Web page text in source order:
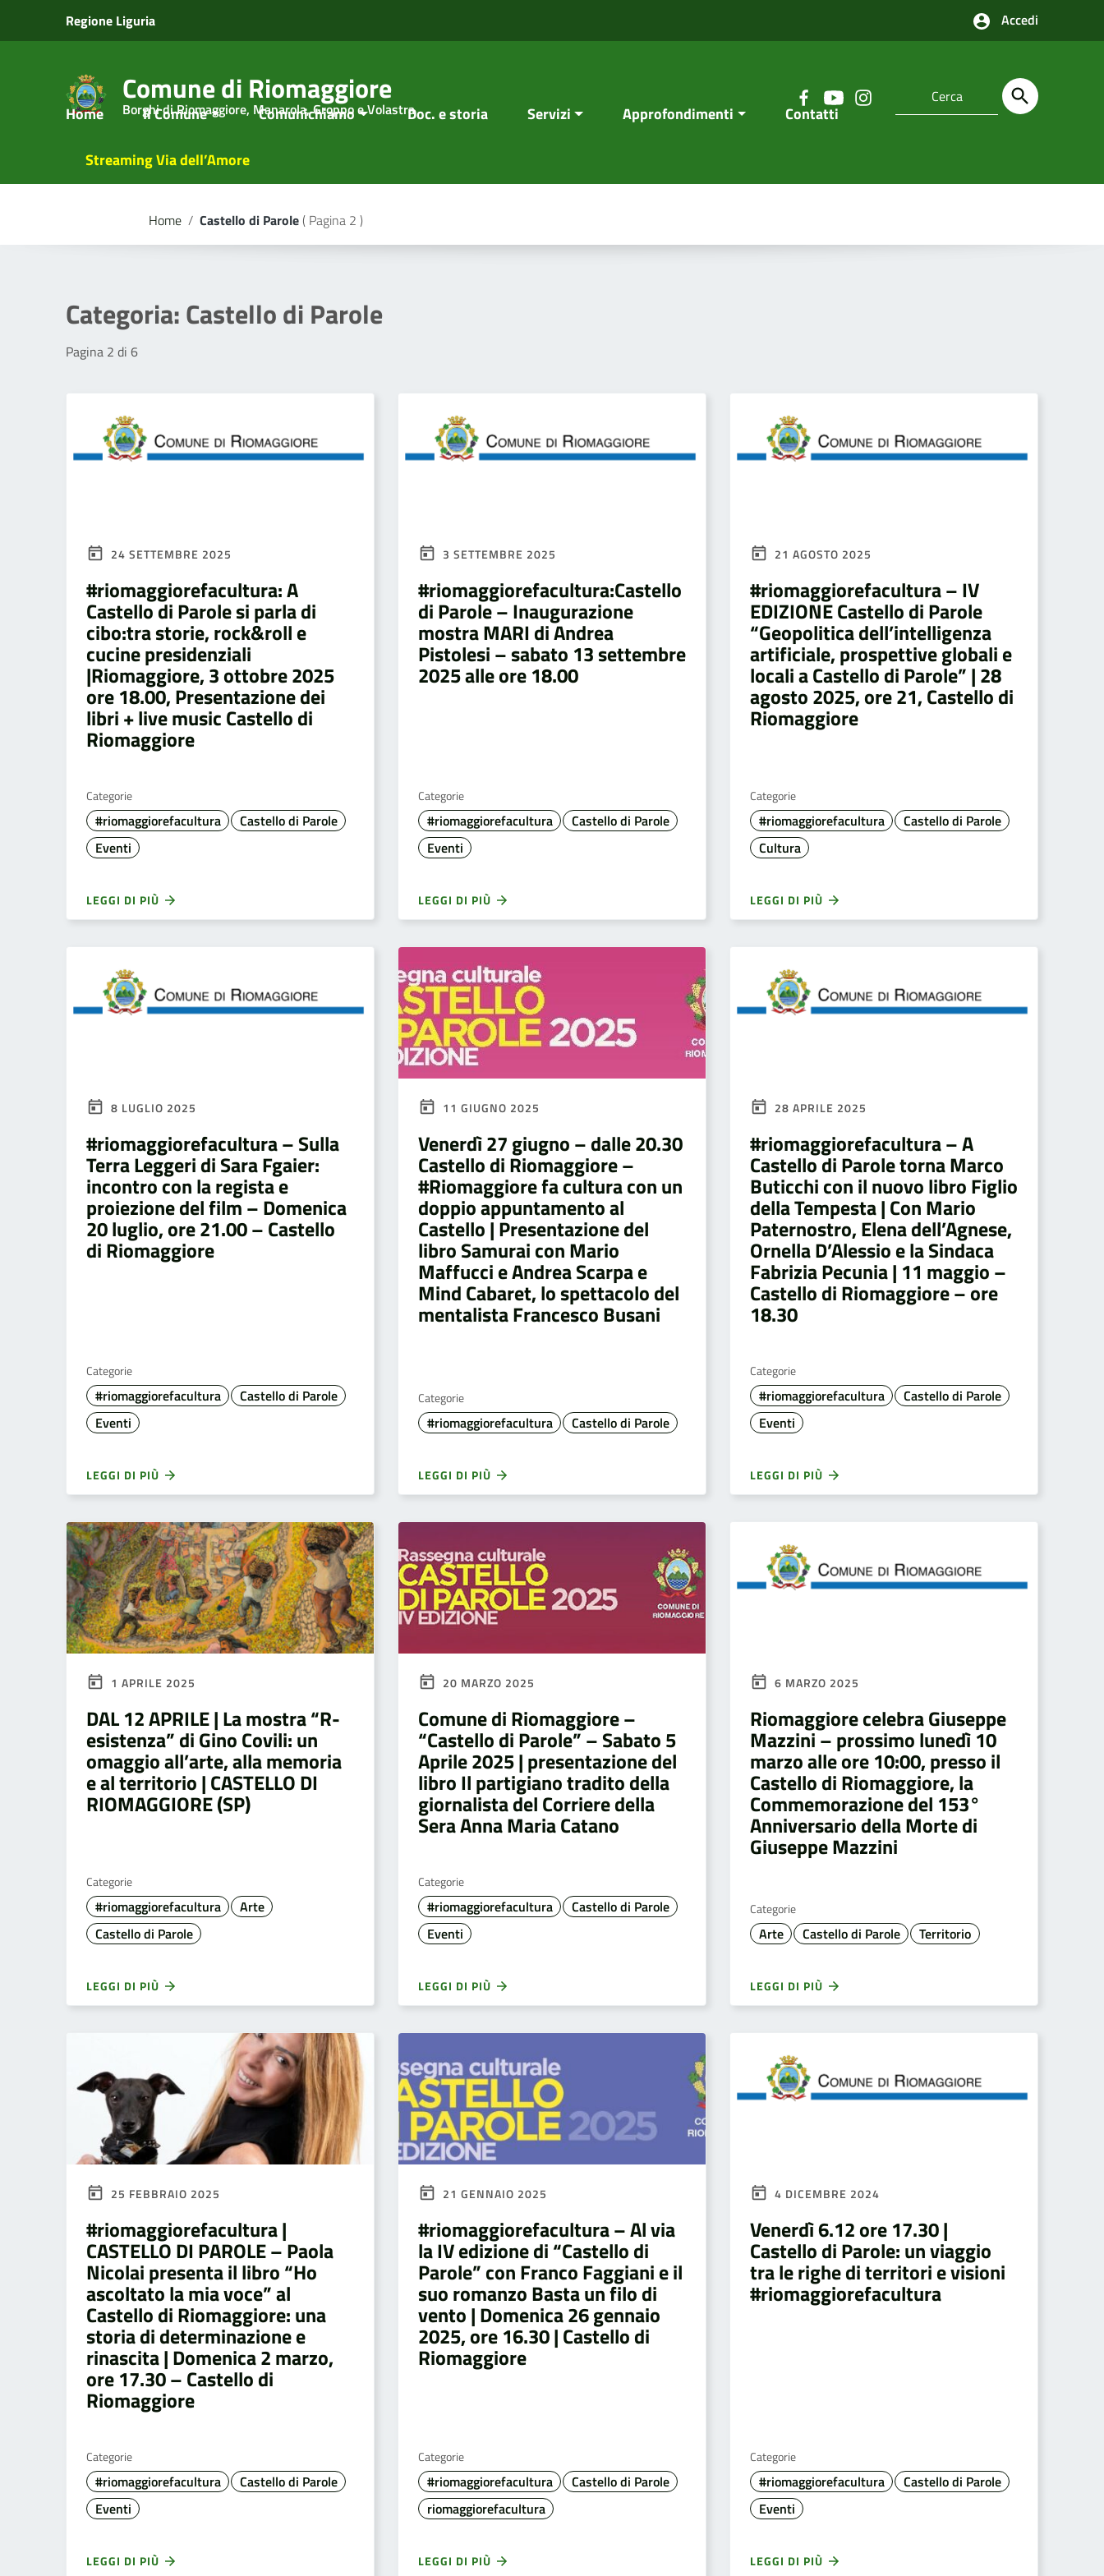
Vai ai contenuti
Vai al menu di navigazione
Regione Liguria Accedi
Comune di Riomaggiore
Borghi di Riomaggiore, Manarola, Groppo e Volastra
Home Il Comune Comunichiamo Doc. e storia Servizi Approfondimenti Contatti
Streaming Via dell’Amore
Home / Castello di Parole ( Pagina 2 )
Categoria:Castello di Parole
Pagina 2 di 6
24 SETTEMBRE 2025
#riomaggiorefacultura: A
Castello di Parole si parla di
cibo:tra storie, rock&roll e
cucine presidenziali
|Riomaggiore, 3 ottobre 2025
ore 18.00, Presentazione dei
libri + live music Castello di
Riomaggiore
Categorie
#riomaggiorefacultura
Castello di Parole
Eventi
LEGGI DI PIÙ
3 SETTEMBRE 2025
#riomaggiorefacultura:Castello
di Parole – Inaugurazione
mostra MARI di Andrea
Pistolesi – sabato 13 settembre
2025 alle ore 18.00
Categorie
#riomaggiorefacultura
Castello di Parole
Eventi
LEGGI DI PIÙ
21 AGOSTO 2025
#riomaggiorefacultura – IV
EDIZIONE Castello di Parole
“Geopolitica dell’intelligenza
artificiale, prospettive globali e
locali a Castello di Parole” | 28
agosto 2025, ore 21, Castello di
Riomaggiore
Categorie
#riomaggiorefacultura
Castello di Parole
Cultura
LEGGI DI PIÙ
8 LUGLIO 2025
#riomaggiorefacultura – Sulla
Terra Leggeri di Sara Fgaier:
incontro con la regista e
proiezione del film – Domenica
20 luglio, ore 21.00 – Castello
di Riomaggiore
Categorie
#riomaggiorefacultura
Castello di Parole
Eventi
LEGGI DI PIÙ
11 GIUGNO 2025
Venerdì 27 giugno – dalle 20.30
Castello di Riomaggiore –
#Riomaggiore fa cultura con un
doppio appuntamento al
Castello | Presentazione del
libro Samurai con Mario
Maffucci e Andrea Scarpa e
Mind Cabaret, lo spettacolo del
mentalista Francesco Busani
Categorie
#riomaggiorefacultura Castello di Parole
LEGGI DI PIÙ
28 APRILE 2025
#riomaggiorefacultura – A
Castello di Parole torna Marco
Buticchi con il nuovo libro Figlio
della Tempesta | Con Mario
Paternostro, Elena dell’Agnese,
Ornella D’Alessio e la Sindaca
Fabrizia Pecunia | 11 maggio –
Castello di Riomaggiore – ore
18.30
Categorie
#riomaggiorefacultura
Castello di Parole
Eventi
LEGGI DI PIÙ
1 APRILE 2025
DAL 12 APRILE | La mostra “R-
esistenza” di Gino Covili: un
omaggio all’arte, alla memoria
e al territorio | CASTELLO DI
RIOMAGGIORE (SP)
Categorie
#riomaggiorefacultura
Arte
Castello di Parole
LEGGI DI PIÙ
20 MARZO 2025
Comune di Riomaggiore –
“Castello di Parole” – Sabato 5
Aprile 2025 | presentazione del
libro Il partigiano tradito della
giornalista del Corriere della
Sera Anna Maria Catano
Categorie
#riomaggiorefacultura
Castello di Parole
Eventi
LEGGI DI PIÙ
6 MARZO 2025
Riomaggiore celebra Giuseppe
Mazzini – prossimo lunedì 10
marzo alle ore 10:00, presso il
Castello di Riomaggiore, la
Commemorazione del 153°
Anniversario della Morte di
Giuseppe Mazzini
Categorie
Arte Castello di Parole Territorio
LEGGI DI PIÙ
25 FEBBRAIO 2025
#riomaggiorefacultura |
CASTELLO DI PAROLE – Paola
Nicolai presenta il libro “Ho
ascoltato la mia voce” al
Castello di Riomaggiore: una
storia di determinazione e
rinascita | Domenica 2 marzo,
ore 17.30 – Castello di
Riomaggiore
Categorie
#riomaggiorefacultura
Castello di Parole
Eventi
LEGGI DI PIÙ
21 GENNAIO 2025
#riomaggiorefacultura – Al via
la IV edizione di “Castello di
Parole” con Franco Faggiani e il
suo romanzo Basta un filo di
vento | Domenica 26 gennaio
2025, ore 16.30 | Castello di
Riomaggiore
Categorie
#riomaggiorefacultura
Castello di Parole
riomaggiorefacultura
LEGGI DI PIÙ
4 DICEMBRE 2024
Venerdì 6.12 ore 17.30 |
Castello di Parole: un viaggio
tra le righe di territori e visioni
#riomaggiorefacultura
Categorie
#riomaggiorefacultura
Castello di Parole
Eventi
LEGGI DI PIÙ